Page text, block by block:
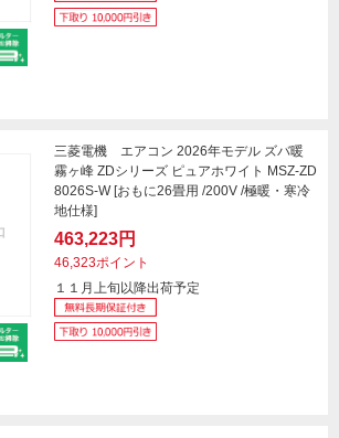
三菱電機 エアコン 2026年モデル ズバ暖
霧ヶ峰 ZDシリーズ ピュアホワイト MSZ-ZD
8026S-W [おもに26畳用 /200V /極暖・寒冷
地仕様]
463,223円
46,323ポイント
１１月上旬以降出荷予定